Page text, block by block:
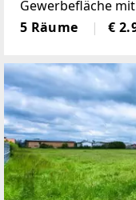
Gewerbefläche
repräsentative
Obergeschoss
5 Räume €